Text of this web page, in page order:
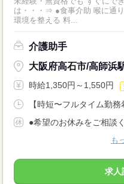
は・・・⇒ ●食事介助 喉に通りやすい工夫をするなど 食事しやすい
環境を整える 料...
介護助手
大阪府高石市/高師浜
時給1,350円～1,550円
【時短〜フルタイム勤務
●希望のお休みをご相談
も
求人